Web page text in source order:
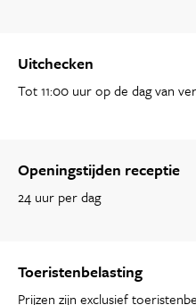
Uitchecken
Tot 11:00 uur op de dag van
Openingstijden receptie
24 uur per dag
Toeristenbelasting
Prijzen zijn exclusief